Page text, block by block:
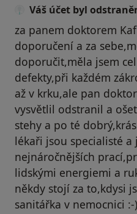
Váš účet byl
za panem doktorem
doporučení a za
doporučit,měla jsem
defekty,při každém
až v krku,ale pan
vysvětlil odstranil a
stehy a po té
lékaři jsou specialisté a
nejnáročnějších
lidskými energiemi a
někdy stojí za to,kdysi
sanitářka v nemocnici